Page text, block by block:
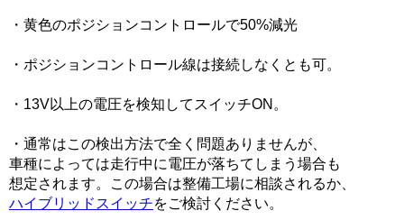
・黄色のポジションコントロールで50%減光
・ポジションコントロール線は接続しなくとも可。
・13V以上の電圧を検知してスイッチON。
・通常はこの検出方法で全く問題ありませんが、
車種によっては走行中に電圧が落ちてしまう場合も
想定されます。この場合は整備工場に相談されるか、
ハイブリッドスイッチをご検討ください。